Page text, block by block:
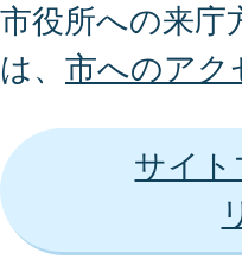
市役所への来庁
は、 市へのアク
サイ